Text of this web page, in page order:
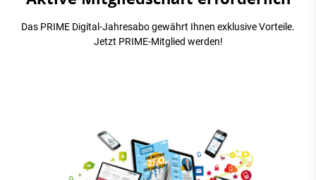
Das PRIME Digital-Jahresabo gewährt Ihnen exklusive Vorteile.
Jetzt PRIME-Mitglied werden!